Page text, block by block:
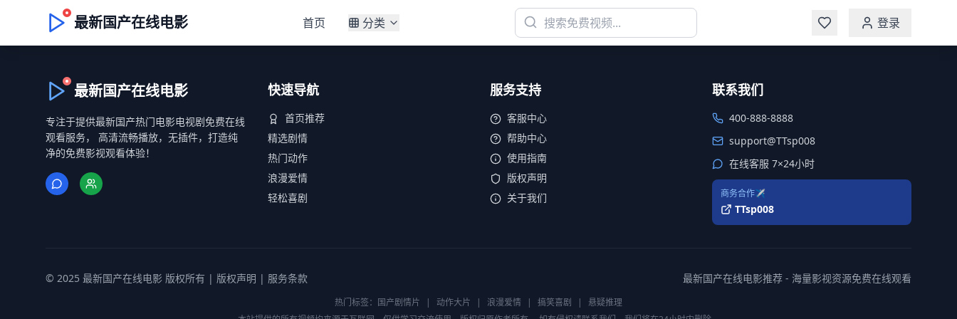
最新国产在线电影 首页 分类 登录
最新国产在线电影
专注于提供最新国产热门电影电视剧免费在线
观看服务， 高清流畅播放，无插件，打造纯
净的免费影视观看体验！
快速导航
首页推荐
精选剧情
热门动作
浪漫爱情
轻松喜剧
服务支持
客服中心
帮助中心
使用指南
版权声明
关于我们
联系我们
400-888-8888
support@TTsp008
在线客服 7×24小时
商务合作✈️
TTsp008
© 2025 最新国产在线电影 版权所有 | 版权声明 | 服务条款 最新国产在线电影推荐 - 海量影视资源免费在线观看
热门标签： 国产剧情片 | 动作大片 | 浪漫爱情 | 搞笑喜剧 |
悬疑推理